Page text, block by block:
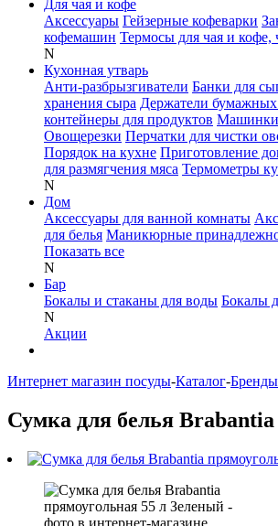
Для чая и кофе
Аксессуары Гейзерные кофеварки
кофемашин Термосы для чая и
N
Кухонная утварь
Анти-разбрызгиватели Банки для
хранения сыра Держатели бумажных
контейнеры для продуктов Машинки
Овощерезки Перчатки для чистки
Порядок на кухне Приготовление
для размягчения мяса Термометры
N
Дом
Аксессуары для ванной комнаты
для белья Маникюрные
Показать все
N
Бар
Бокалы и стаканы для воды Бокалы
N
Акции
Интернет магазин посуды-Каталог-Бренды
Сумка для белья